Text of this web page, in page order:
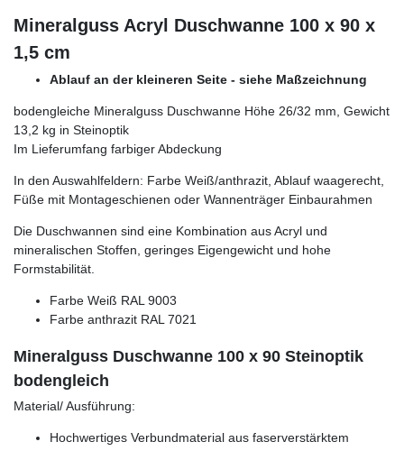
Mineralguss Acryl Duschwanne 100 x 90 x
1,5 cm
Ablauf an der kleineren Seite - siehe Maßzeichnung
bodengleiche Mineralguss Duschwanne Höhe 26/32 mm, Gewicht
13,2 kg in Steinoptik
Im Lieferumfang farbiger Abdeckung
In den Auswahlfeldern: Farbe Weiß/anthrazit, Ablauf waagerecht,
Füße mit Montageschienen oder Wannenträger Einbaurahmen
Die Duschwannen sind eine Kombination aus Acryl und
mineralischen Stoffen, geringes Eigengewicht und hohe
Formstabilität.
Farbe Weiß RAL 9003
Farbe anthrazit RAL 7021
Mineralguss Duschwanne 100 x 90 Steinoptik
bodengleich
Material/ Ausführung:
Hochwertiges Verbundmaterial aus faserverstärktem